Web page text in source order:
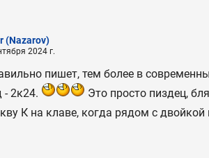
(Nazarov)
2024 г.
пишет, тем более в
- 2к24.
Это просто пиздец,
К на клаве, когда рядом с двойкой